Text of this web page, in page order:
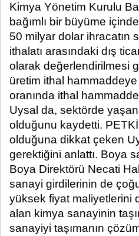
Kimya Yönetim Kurulu
bağımlı bir büyüme
50 milyar dolar ihracatın
ithalatı arasındaki dış
olarak değerlendirilmesi
üretim ithal
oranında ithal
Uysal da, sektörde
olduğunu kaydetti.
olduğuna dikkat çeken
gerektiğini anlattı. Boya
Boya Direktörü Necati
sanayi girdilerinin de
yüksek fiyat maliyetlerini
alan kimya sanayinin
sanayiyi taşımanın